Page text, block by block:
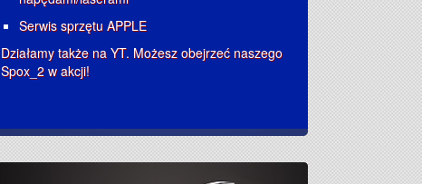
Serwis sprzętu APPLE
Działamy także na YT. Możesz obejrzeć naszego
Spox_2 w akcji!